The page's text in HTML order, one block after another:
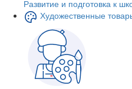
Развитие и подготовка к
Художественные